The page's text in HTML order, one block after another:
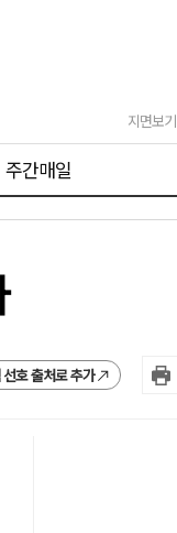
지면보기
주간매일
호 출처로 추가